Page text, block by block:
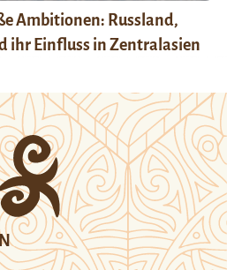
Ambitionen: Russland,
ihr Einfluss in Zentralasien